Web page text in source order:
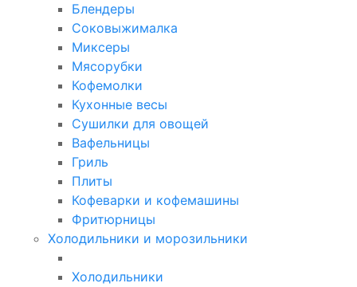
Блендеры
Соковыжималка
Миксеры
Мясорубки
Кофемолки
Кухонные весы
Сушилки для овощей
Вафельницы
Гриль
Плиты
Кофеварки и кофемашины
Фритюрницы
Холодильники и морозильники
Холодильники